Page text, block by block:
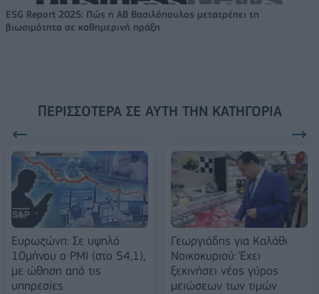
ESG Report 2025: Πώς η ΑΒ Βασιλόπουλος μετατρέπει τη
βιωσιμότητα σε καθημερινή πράξη
ΠΕΡΙΣΣΌΤΕΡΑ ΣΕ ΑΥΤΉ ΤΗΝ ΚΑΤΗΓΟΡΊΑ
Ευρωζώνη: Σε υψηλό
10μήνου ο PMI (στο 54,1),
με ώθηση από τις
υπηρεσίες
Γεωργιάδης για Καλάθι
Νοικοκυριού: Έχει
ξεκινήσει νέος γύρος
μειώσεων των τιμών